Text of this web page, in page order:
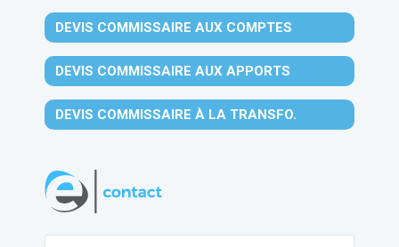
DEVIS COMMISSAIRE AUX COMPTES
DEVIS COMMISSAIRE AUX APPORTS
DEVIS COMMISSAIRE À LA TRANSFO.